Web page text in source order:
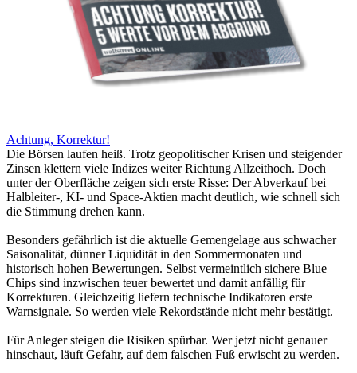
Achtung, Korrektur!
Die Börsen laufen heiß. Trotz geopolitischer Krisen und steigender
Zinsen klettern viele Indizes weiter Richtung Allzeithoch. Doch
unter der Oberfläche zeigen sich erste Risse: Der Abverkauf bei
Halbleiter-, KI- und Space-Aktien macht deutlich, wie schnell sich
die Stimmung drehen kann.
Besonders gefährlich ist die aktuelle Gemengelage aus schwacher
Saisonalität, dünner Liquidität in den Sommermonaten und
historisch hohen Bewertungen. Selbst vermeintlich sichere Blue
Chips sind inzwischen teuer bewertet und damit anfällig für
Korrekturen. Gleichzeitig liefern technische Indikatoren erste
Warnsignale. So werden viele Rekordstände nicht mehr bestätigt.
Für Anleger steigen die Risiken spürbar. Wer jetzt nicht genauer
hinschaut, läuft Gefahr, auf dem falschen Fuß erwischt zu werden.